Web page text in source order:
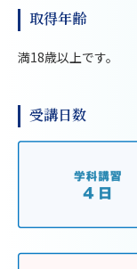
取得年齢
満18歳以上です。
受講日数